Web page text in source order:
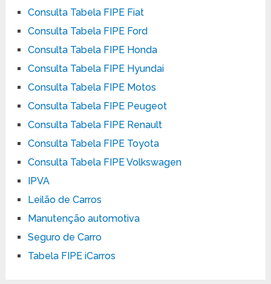
Consulta Tabela FIPE Fiat
Consulta Tabela FIPE Ford
Consulta Tabela FIPE Honda
Consulta Tabela FIPE Hyundai
Consulta Tabela FIPE Motos
Consulta Tabela FIPE Peugeot
Consulta Tabela FIPE Renault
Consulta Tabela FIPE Toyota
Consulta Tabela FIPE Volkswagen
IPVA
Leilão de Carros
Manutenção automotiva
Seguro de Carro
Tabela FIPE iCarros